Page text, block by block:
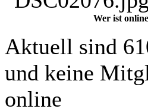
Wer ist
Aktuell sind
und keine
online